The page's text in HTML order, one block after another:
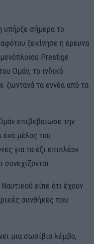
υπήρξε σήμερα το
ξεκίνησε η έρευνα
Prestige
Ομάν, το ινδικό
ζωντανά τα εννέα από τα
επιβεβαίωσε την
ένα μέλος του
για τα έξι επιπλέον
είπε ότι έχουν
συνθήκες που
μια σωσίβια λέμβο,